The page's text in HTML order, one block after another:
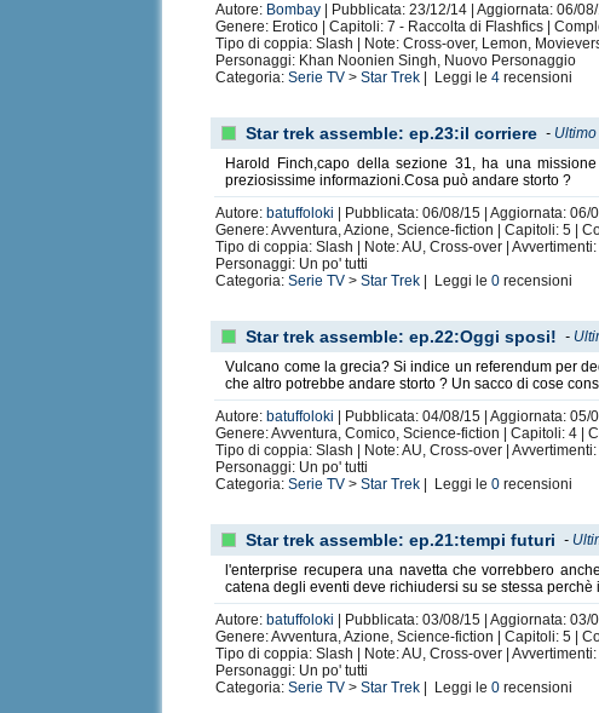
Autore: Bombay | Pubblicata: 23/12/14 | Aggiornata: 06/
Genere: Erotico | Capitoli: 7 - Raccolta di Flashfics |
Tipo di coppia: Slash | Note: Cross-over, Lemon,
Personaggi: Khan Noonien Singh, Nuovo Personaggio
Categoria:Serie TV >Star Trek | Leggi le4 recensioni
Star trek assemble: ep.23:il corriere -
Harold Finch,capo della sezione 31, ha una
preziosissime informazioni.Cosa può andare storto ?
Autore: batuffoloki
| Pubblicata: 06/08/15 | Aggiornata: 06/
Genere: Avventura, Azione, Science-fiction | Capitoli: 5 |
Tipo di coppia: Slash | Note: AU, Cross-over |
Personaggi: Un po' tutti
Categoria:Serie TV >Star Trek | Leggi le0 recensioni
Star trek assemble: ep.22:Oggi sposi! -
Vulcano come la grecia? Si indice un referendum per
che altro potrebbe andare storto ? Un sacco di cose
Autore: batuffoloki
| Pubblicata: 04/08/15 | Aggiornata: 05/
Genere: Avventura, Comico, Science-fiction | Capitoli: 4 |
Tipo di coppia: Slash | Note: AU, Cross-over |
Personaggi: Un po' tutti
Categoria:Serie TV >Star Trek | Leggi le0 recensioni
Star trek assemble: ep.21:tempi futuri -
l'enterprise recupera una navetta che vorrebbero
catena degli eventi deve richiudersi su se stessa perchè
Autore: batuffoloki
| Pubblicata: 03/08/15 | Aggiornata: 03/
Genere: Avventura, Azione, Science-fiction | Capitoli: 5 |
Tipo di coppia: Slash | Note: AU, Cross-over |
Personaggi: Un po' tutti
Categoria:Serie TV >Star Trek | Leggi le0 recensioni